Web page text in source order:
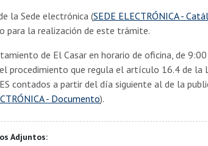
la Sede electrónica (SEDE ELECTRÓNICA -
para la realización de este trámite.
de El Casar en horario de oficina, de
procedimiento que regula el artículo 16.4 de la
contados a partir del día siguiente al de la
- Documento).
Adjuntos: